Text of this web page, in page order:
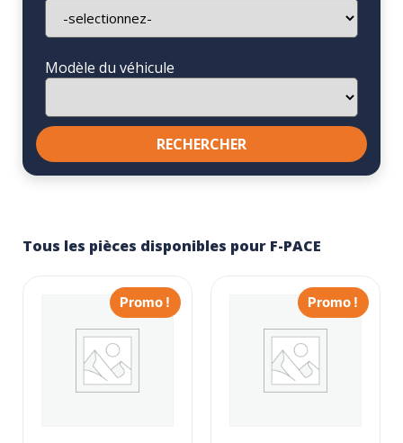
Modèle du véhicule
Tous les pièces disponibles pour F-PACE
Promo ! Promo !